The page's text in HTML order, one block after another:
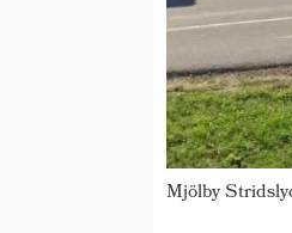
Mjölby